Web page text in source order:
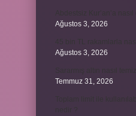
Ağustos 3, 2026
Ağustos 3, 2026
Temmuz 31, 2026